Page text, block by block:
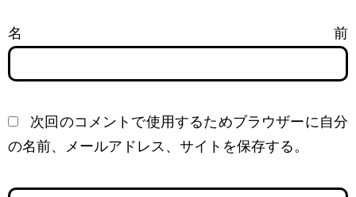
名前
次回のコメントで使用するためブラウザーに自分
の名前、メールアドレス、サイトを保存する。